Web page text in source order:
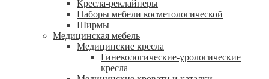
Кресла-реклайнеры
Наборы мебели косметологической
Ширмы
Медицинская мебель
Медицинские кресла
Гинекологические-урологические
кресла